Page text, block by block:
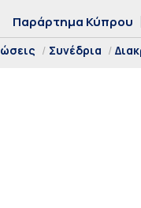
Παράρτημα Κύπρου
Συνέδρια